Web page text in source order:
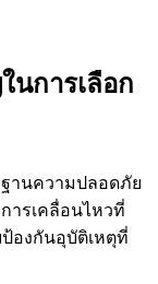
นการเลือก
านความปลอดภัย
ารเคลื่อนไหวที่
องกันอุบัติเหตุที่